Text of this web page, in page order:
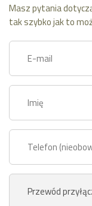
Masz pytania
tak szybko jak to